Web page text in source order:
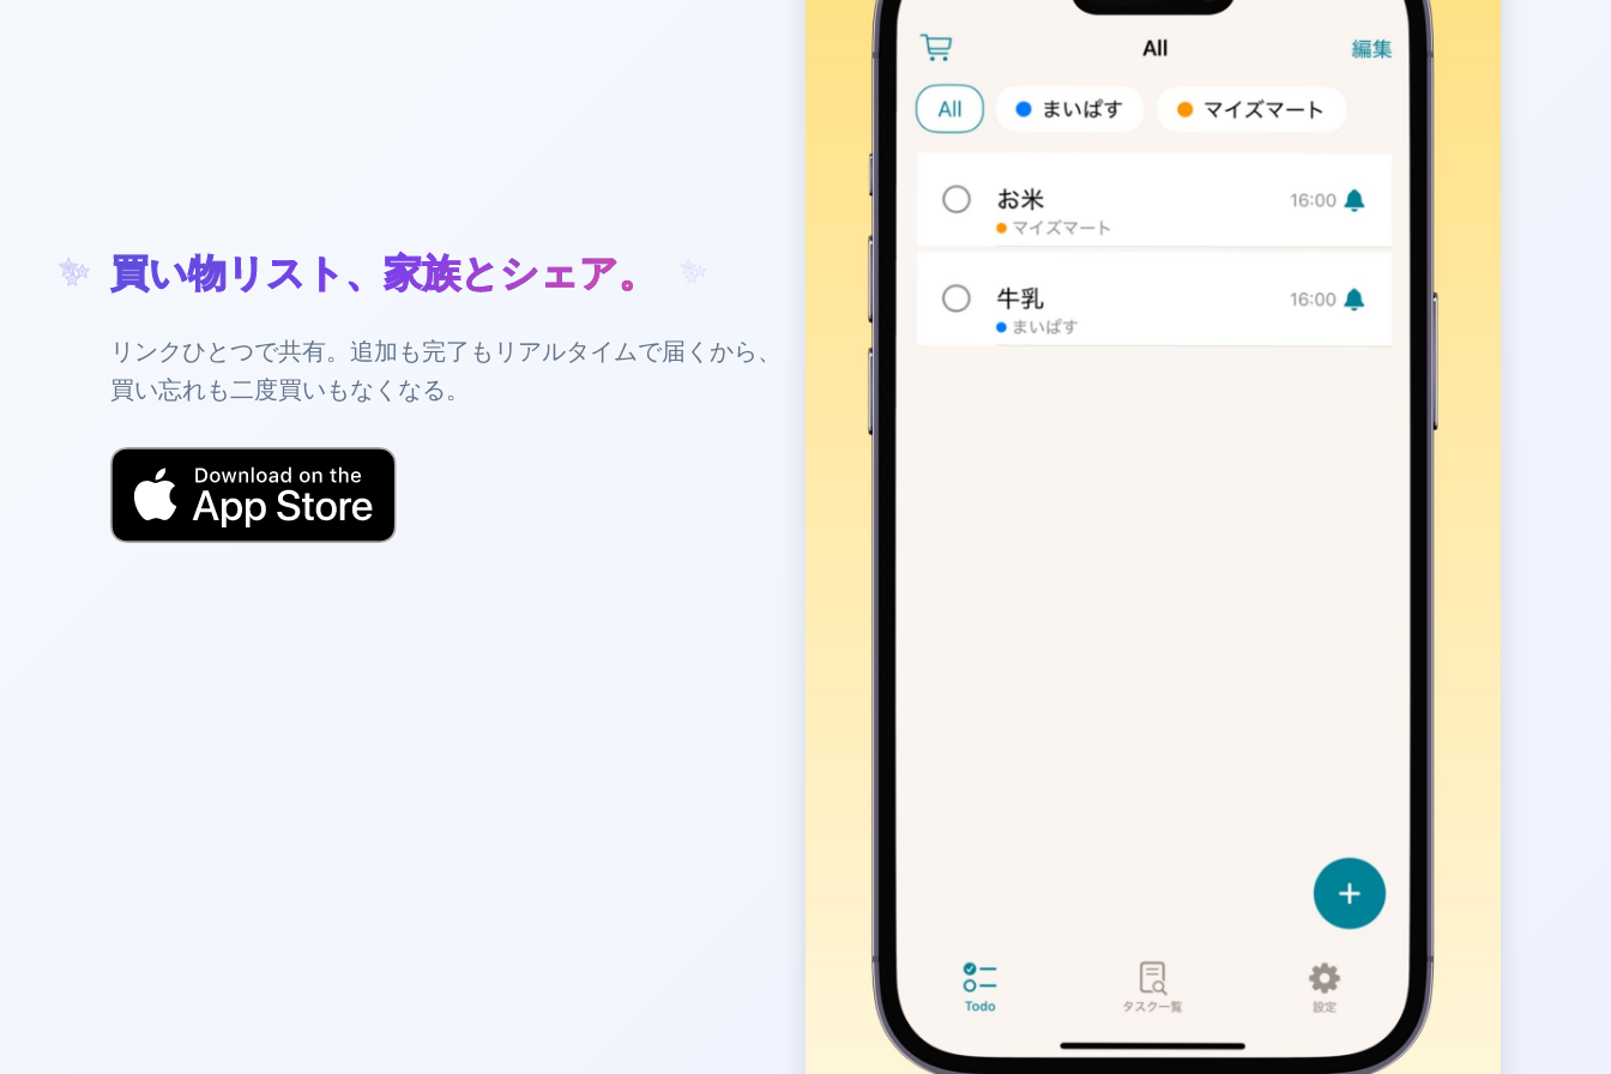
買い物リスト、家族とシェア。
リンクひとつで共有。追加も完了もリアルタイムで届くから、
買い忘れも二度買いもなくなる。